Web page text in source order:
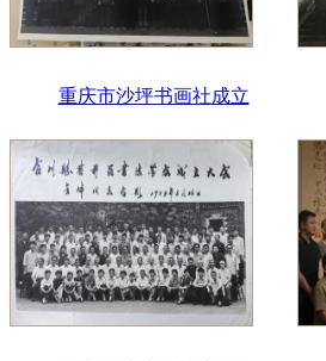
重庆市沙坪书画社成立